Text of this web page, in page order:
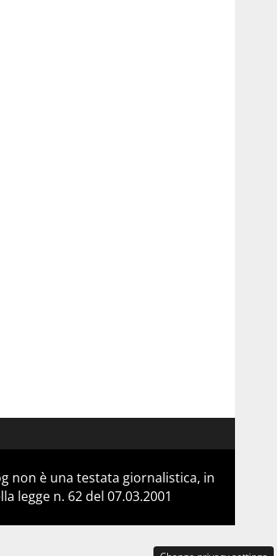
non è una testata giornalistica, in
legge n. 62 del 07.03.2001